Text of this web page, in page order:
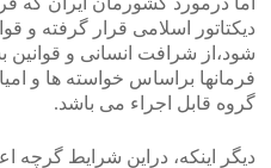
دیکتاتور اسلامی قرار گرفته و
شود،از شرافت انسانی و
فرمانها براساس خواسته ها و
گروه قابل اجراء می باشد.
دیگر اینکه، دراین شرایط گرچه